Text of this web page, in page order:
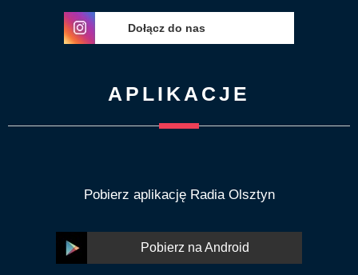
Dołącz do nas
APLIKACJE
Pobierz aplikację Radia Olsztyn
Pobierz na Android